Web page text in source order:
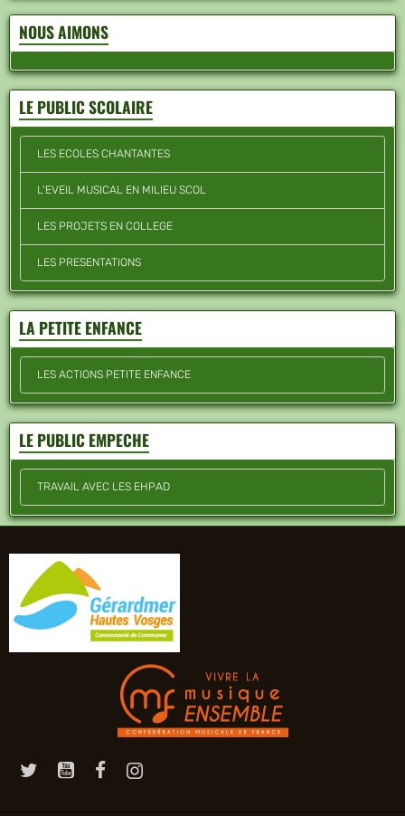
NOUS AIMONS
LE PUBLIC SCOLAIRE
LES ECOLES CHANTANTES
L'EVEIL MUSICAL EN MILIEU SCOL
LES PROJETS EN COLLEGE
LES PRESENTATIONS
LA PETITE ENFANCE
LES ACTIONS PETITE ENFANCE
LE PUBLIC EMPECHE
TRAVAIL AVEC LES EHPAD